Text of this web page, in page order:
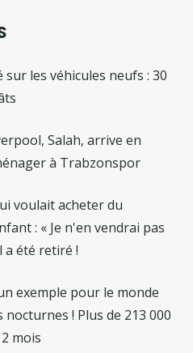
les véhicules neufs : 30
Salah, arrive en
à Trabzonspor
voulait acheter du
: « Je n'en vendrai pas
a été retiré !
exemple pour le monde
! Plus de 213 000
mois